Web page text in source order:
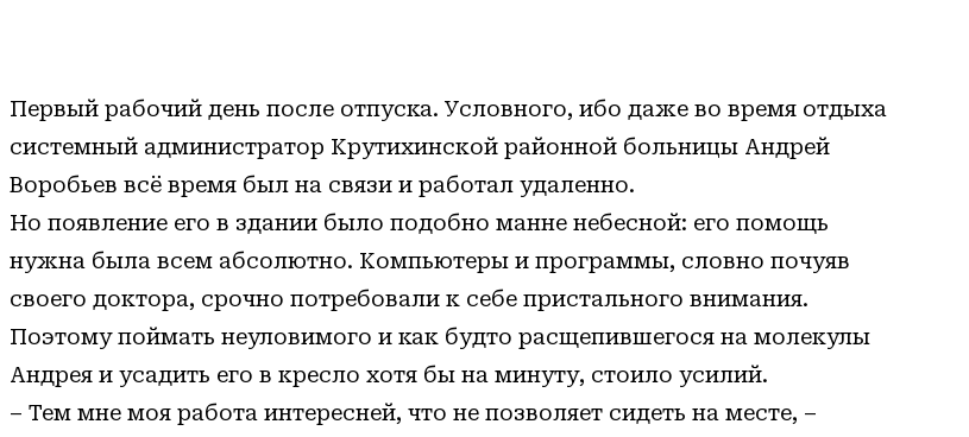
Первый рабочий день после отпуска. Условного, ибо даже во время отдыха
системный администратор Крутихинской районной больницы Андрей
Воробьев всё время был на связи и работал удаленно.
Но появление его в здании было подобно манне небесной: его помощь
нужна была всем абсолютно. Компьютеры и программы, словно почуяв
своего доктора, срочно потребовали к себе пристального внимания.
Поэтому поймать неуловимого и как будто расщепившегося на молекулы
Андрея и усадить его в кресло хотя бы на минуту, стоило усилий.
– Тем мне моя работа интересней, что не позволяет сидеть на месте, –